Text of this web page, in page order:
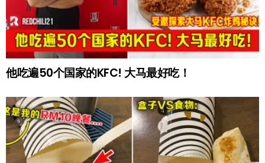
他吃遍50个国家的KFC! 大马最好吃！